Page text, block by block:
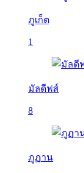
ภูเก็ต
1
มัลดีฟส์
8
ภูฏาน